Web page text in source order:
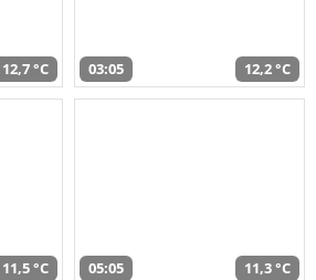
12,7 °C 03:05 12,2 °C
11,5 °C 05:05 11,3 °C